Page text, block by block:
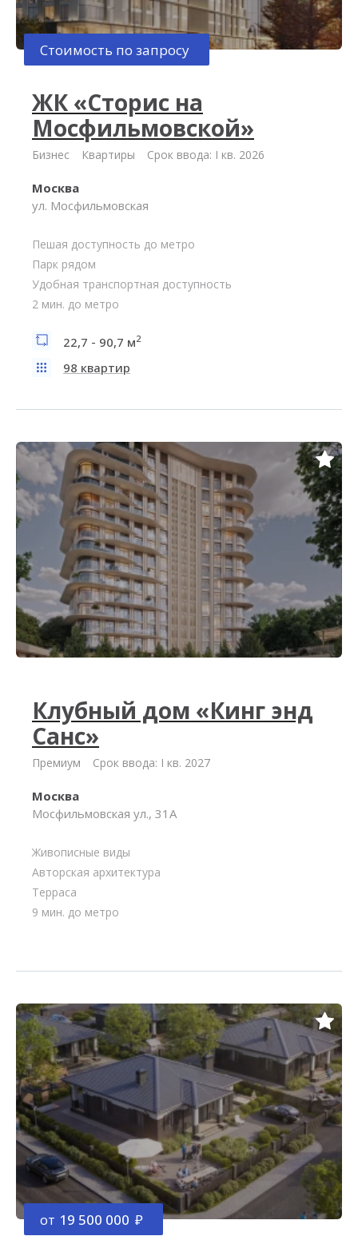
Стоимость по запросу
ЖК «Сторис на
Мосфильмовской»
Бизнес Квартиры Срок ввода: I кв. 2026
Москва
ул. Мосфильмовская
Пешая доступность до метро
Парк рядом
Удобная транспортная доступность
2 мин. до метро
22,7 - 90,7 м2
98 квартир
Клубный дом «Кинг энд
Санс»
Премиум Срок ввода: I кв. 2027
Москва
Мосфильмовская ул., 31А
Живописные виды
Авторская архитектура
Терраса
9 мин. до метро
от 19 500 000